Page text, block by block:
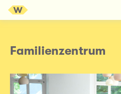
Familienzentrum